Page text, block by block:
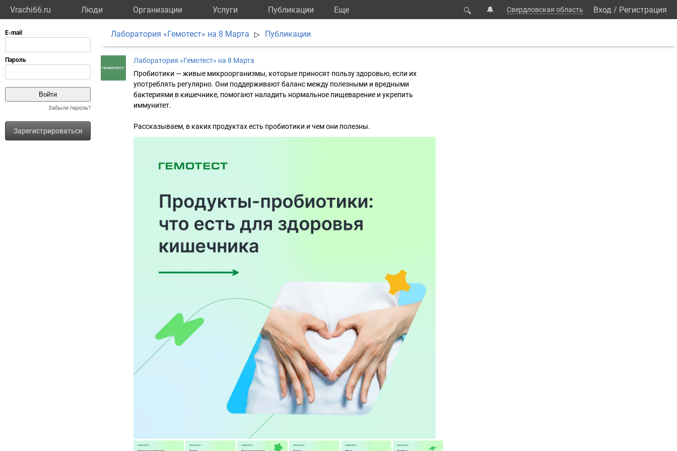
Vrachi66.ru Люди Организации Услуги Публикации Eще 🔍 🔔 Свердловская область Вход / Регистрация
Забыли пароль?
Зарегистрироваться
Лаборатория «Гемотест» на 8 Марта ▷ Публикации
Лаборатория «Гемотест» на 8 Марта
Пробиотики — живые микроорганизмы, которые приносят пользу здоровью, если их
употреблять регулярно. Они поддерживают баланс между полезными и вредными
бактериями в кишечнике, помогают наладить нормальное пищеварение и укрепить
иммунитет.
Рассказываем, в каких продуктах есть пробиотики и чем они полезны.